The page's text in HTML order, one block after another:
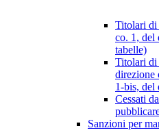
Titolari di
co. 1, del
tabelle)
Titolari di
direzione
1-bis, del
Cessati
Sanzioni per